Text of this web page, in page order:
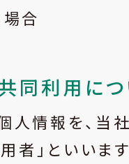
合
同利用に
人情報を、当
者」といいま